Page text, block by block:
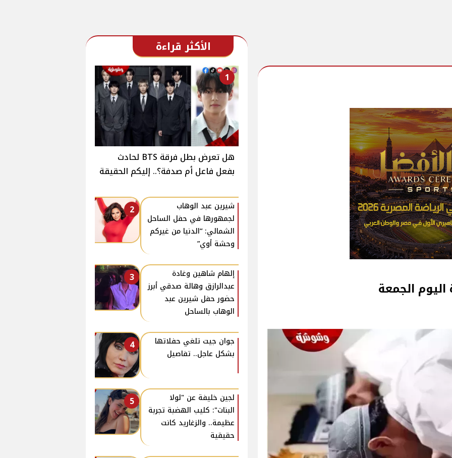
الجمعة
الأكثر قراءة
1
هل تعرض بطل فرقة BTS لحادث
بفعل فاعل أم صدفة؟.. إليكم الحقيقة
2
شيرين عبد الوهاب
لجمهورها في حفل الساحل
الشمالي: “الدنيا من غيركم
وحشة أوي”
3
إلهام شاهين وغادة
عبدالرازق وهالة صدقي أبرز
حضور حفل شيرين عبد
الوهاب بالساحل
4
جوان جيت تلغي حفلاتها
بشكل عاجل.. تفاصيل
5
لجين خليفة عن "لولا
البنات": كليب الهضبة تجربة
عظيمة.. والزغاريد كانت
حقيقية